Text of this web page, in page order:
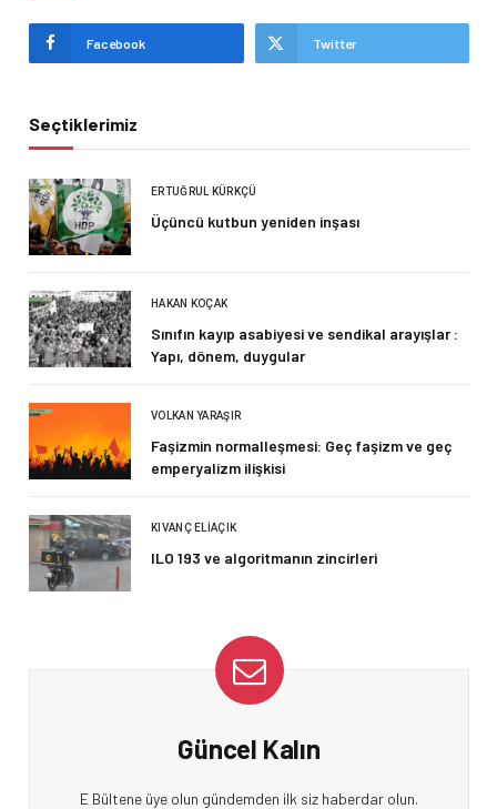
Facebook Twitter
Seçtiklerimiz
ERTUĞRUL KÜRKÇÜ
Üçüncü kutbun yeniden inşası
HAKAN KOÇAK
Sınıfın kayıp asabiyesi ve sendikal arayışlar :
Yapı, dönem, duygular
VOLKAN YARAŞIR
Faşizmin normalleşmesi: Geç faşizm ve geç
emperyalizm ilişkisi
KIVANÇ ELIAÇIK
ILO 193 ve algoritmanın zincirleri
Güncel Kalın
E Bültene üye olun gündemden ilk siz haberdar olun.